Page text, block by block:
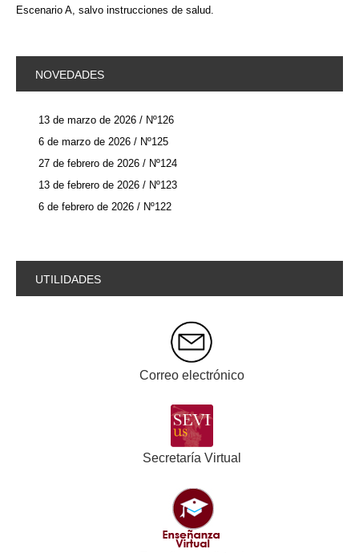
Escenario A, salvo instrucciones de salud.
NOVEDADES
13 de marzo de 2026 / Nº126
6 de marzo de 2026 / Nº125
27 de febrero de 2026 / Nº124
13 de febrero de 2026 / Nº123
6 de febrero de 2026 / Nº122
UTILIDADES
Correo electrónico
Secretaría Virtual